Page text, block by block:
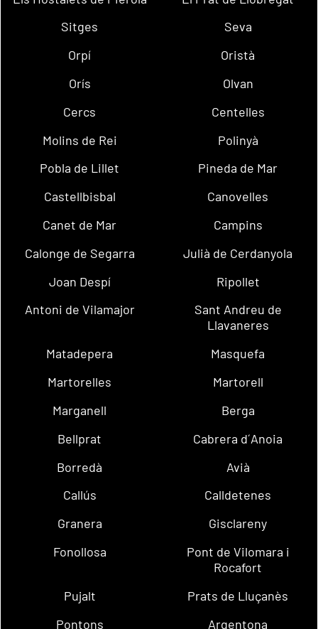
Sitges
Seva
Orpí
Oristà
Orís
Olvan
Cercs
Centelles
Molins de Rei
Polinyà
Pobla de Lillet
Pineda de Mar
Castellbisbal
Canovelles
Canet de Mar
Campins
Calonge de Segarra
Julià de Cerdanyola
Joan Despí
Ripollet
Antoni de Vilamajor
Sant Andreu de
Llavaneres
Matadepera
Masquefa
Martorelles
Martorell
Marganell
Berga
Bellprat
Cabrera d´Anoia
Borredà
Avià
Callús
Calldetenes
Granera
Gisclareny
Fonollosa
Pont de Vilomara i
Rocafort
Pujalt
Prats de Lluçanès
Pontons
Argentona